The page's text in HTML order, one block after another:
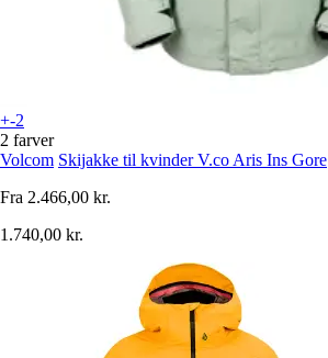
+-2
2 farver
Volcom Skijakke til kvinder V.co Aris Ins Gore
Fra 2.466,00 kr.
1.740,00 kr.